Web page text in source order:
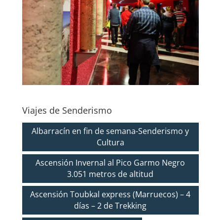
Viajes de Senderismo
Albarracín en fin de semana-Senderismo y
Cultura
Ascensión Invernal al Pico Garmo Negro
3.051 metros de altitud
Ascensión Toubkal express (Marruecos) – 4
días – 2 de Trekking